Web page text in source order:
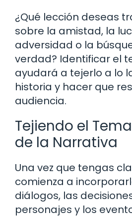
¿Qué lección deseas
sobre la amistad, la
adversidad o la
verdad? Identificar el
ayudará a tejerlo a lo
historia y hacer que
audiencia.
Tejiendo el
de la Narrativa
Una vez que tengas
comienza a
diálogos, las
personajes y los